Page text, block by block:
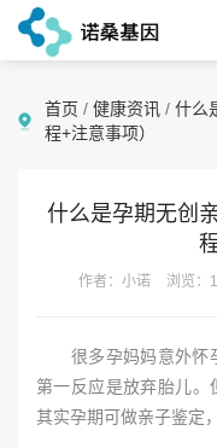
首页 / 健康资讯 / 什么
程+注意事项）
什么是孕期无创
作者：小诺 浏览：
很多孕妈妈意外怀孕
第一反应是放弃胎儿
其实孕期可做亲子鉴定